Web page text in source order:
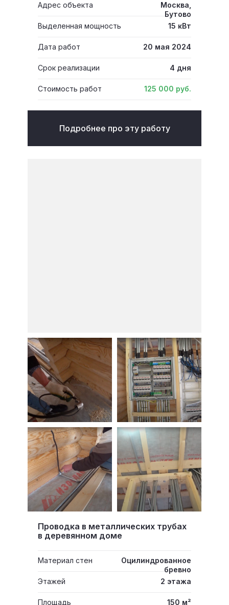
Срок реализации
Выделенная мощность
Дата работ
4 дня
15 кВт
20 мая 2024
Подробнее про эту работу
Адрес объекта
Москва,
Бутово
Стоимость работ 125 000 руб.
Проводка в металлических трубах
в деревянном доме
Материал стен
Площадь
Оцилиндрованное
бревно
150 м²
Этажей 2 этажа